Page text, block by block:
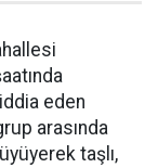
iddia eden
arasında
taşlı,